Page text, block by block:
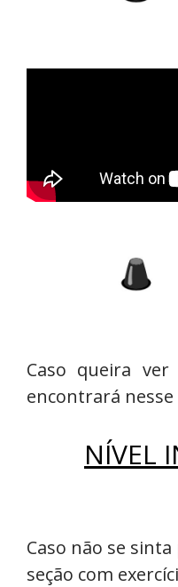
Caso queira
encontrará
NÍVEL
Caso não se
seção com